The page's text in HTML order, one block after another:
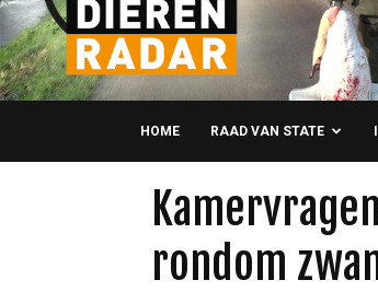
HOME RAAD VAN STATE
rondom